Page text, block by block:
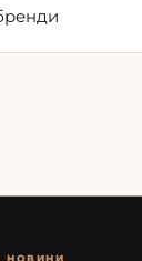
НОВИНИ